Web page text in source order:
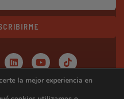
ERAVENDING
la mejor experiencia en